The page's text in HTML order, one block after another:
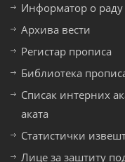
Информатор о раду
Архива вести
Регистар прописа
Библиотека
Списак интерних
аката
Статистички
Лице за заштиту